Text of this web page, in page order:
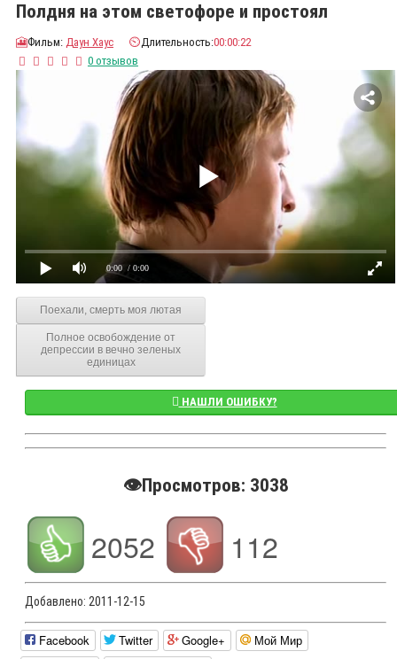
Полдня на этом светофоре и простоял
🎦Фильм: Даун Хаус ⏲️Длительность:00:00:22
0 отзывов
0:00 / 0:00
Поехали, смерть моя лютая
Полное освобождение от
депрессии в вечно зеленых
единицах
НАШЛИ ОШИБКУ?
👁️Просмотров: 3038
2052 112
Добавлено: 2011-12-15
Facebook Twitter Google+
Мой Мир